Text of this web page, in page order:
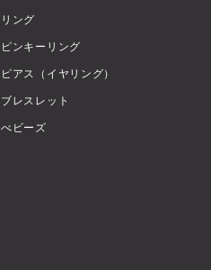
リング
ピンキーリング
ピアス（イヤリング）
ブレスレット
べビーズ